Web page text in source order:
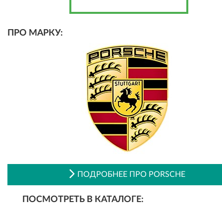
ПРО МАРКУ:
ПОДРОБНЕЕ ПРО PORSCHE
ПОСМОТРЕТЬ В КАТАЛОГЕ: